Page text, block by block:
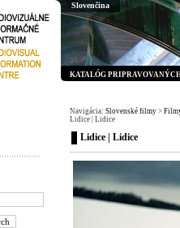
Slovenčina
KATALÓG
Navigácia: Slovenské filmy >
Lidice | Lidice
Lidice | Lidice